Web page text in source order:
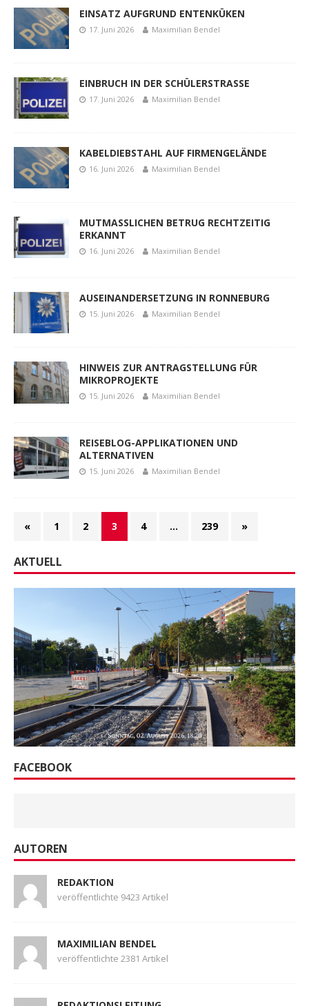
EINSATZ AUFGRUND ENTENKÜKEN
17. Juni 2026 Maximilian Bendel
EINBRUCH IN DER SCHÜLERSTRASSE
17. Juni 2026 Maximilian Bendel
KABELDIEBSTAHL AUF FIRMENGELÄNDE
16. Juni 2026 Maximilian Bendel
MUTMASSLICHEN BETRUG RECHTZEITIG
ERKANNT
16. Juni 2026 Maximilian Bendel
AUSEINANDERSETZUNG IN RONNEBURG
15. Juni 2026 Maximilian Bendel
HINWEIS ZUR ANTRAGSTELLUNG FÜR
MIKROPROJEKTE
15. Juni 2026 Maximilian Bendel
REISEBLOG-APPLIKATIONEN UND
ALTERNATIVEN
15. Juni 2026 Maximilian Bendel
« 1 2 3 4 … 239 »
AKTUELL
FACEBOOK
AUTOREN
REDAKTION
veröffentlichte 9423 Artikel
MAXIMILIAN BENDEL
veröffentlichte 2381 Artikel